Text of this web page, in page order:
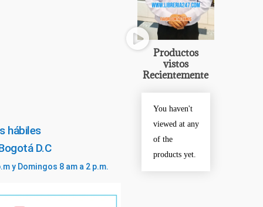
hábiles
D.C
y Domingos 8 am a 2 p.m.
Productos
vistos
Recientemente
You haven't
viewed at any
of the
products yet.